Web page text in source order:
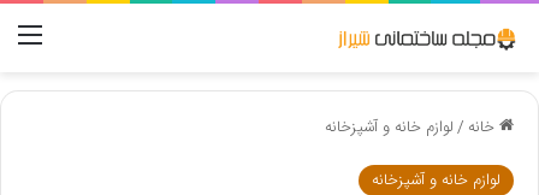
خانه /لوازم خانه و آشپزخانه
لوازم خانه و آشپزخانه